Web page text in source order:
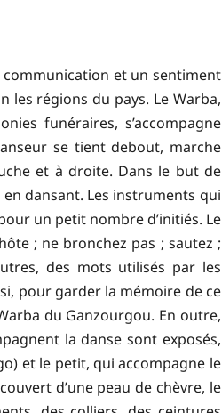
et un sentiment
les régions du pays. Le Warba,
funéraires, s’accompagne
se tient debout, marche
et à droite. Dans le but de
dansant. Les instruments qui
un petit nombre d’initiés. Le
; ne bronchez pas ; sautez ;
des mots utilisés par les
pour garder la mémoire de ce
du Ganzourgou. En outre,
la danse sont exposés,
et le petit, qui accompagne le
d’une peau de chèvre, le